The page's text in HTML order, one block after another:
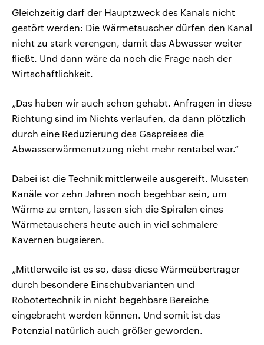
Gleichzeitig darf der Hauptzweck des Kanals nicht
gestört werden: Die Wärmetauscher dürfen den Kanal
nicht zu stark verengen, damit das Abwasser weiter
fließt. Und dann wäre da noch die Frage nach der
Wirtschaftlichkeit.
„Das haben wir auch schon gehabt. Anfragen in diese
Richtung sind im Nichts verlaufen, da dann plötzlich
durch eine Reduzierung des Gaspreises die
Abwasserwärmenutzung nicht mehr rentabel war.“
Dabei ist die Technik mittlerweile ausgereift. Mussten
Kanäle vor zehn Jahren noch begehbar sein, um
Wärme zu ernten, lassen sich die Spiralen eines
Wärmetauschers heute auch in viel schmalere
Kavernen bugsieren.
„Mittlerweile ist es so, dass diese Wärmeübertrager
durch besondere Einschubvarianten und
Robotertechnik in nicht begehbare Bereiche
eingebracht werden können. Und somit ist das
Potenzial natürlich auch größer geworden.